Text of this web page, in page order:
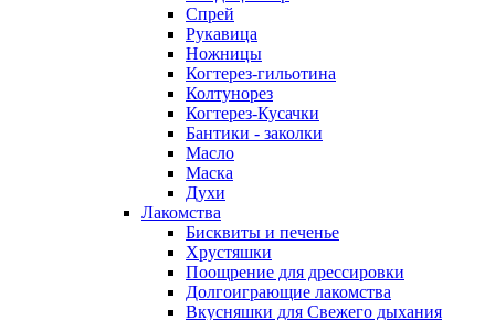
Спрей
Рукавица
Ножницы
Когтерез-гильотина
Колтунорез
Когтерез-Кусачки
Бантики - заколки
Масло
Маска
Духи
Лакомства
Бисквиты и печенье
Хрустяшки
Поощрение для дрессировки
Долгоиграющие лакомства
Вкусняшки для Свежего дыхания